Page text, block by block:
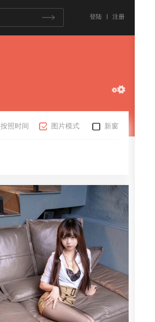
登陆 注册
新窗
图片模式
按照时间